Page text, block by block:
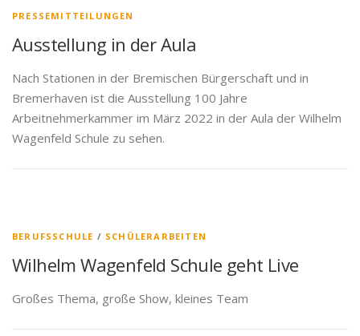
PRESSEMITTEILUNGEN
Ausstellung in der Aula
Nach Stationen in der Bremischen Bürgerschaft und in
Bremerhaven ist die Ausstellung 100 Jahre
Arbeitnehmerkammer im März 2022 in der Aula der Wilhelm
Wagenfeld Schule zu sehen.
BERUFSSCHULE / SCHÜLERARBEITEN
Wilhelm Wagenfeld Schule geht Live
Großes Thema, große Show, kleines Team